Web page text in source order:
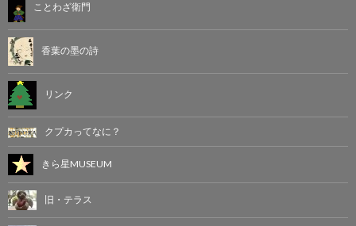
ことわざ衛門
香葉の墨の詩
リンク
クプカってなに？
きら星MUSEUM
旧・テラス